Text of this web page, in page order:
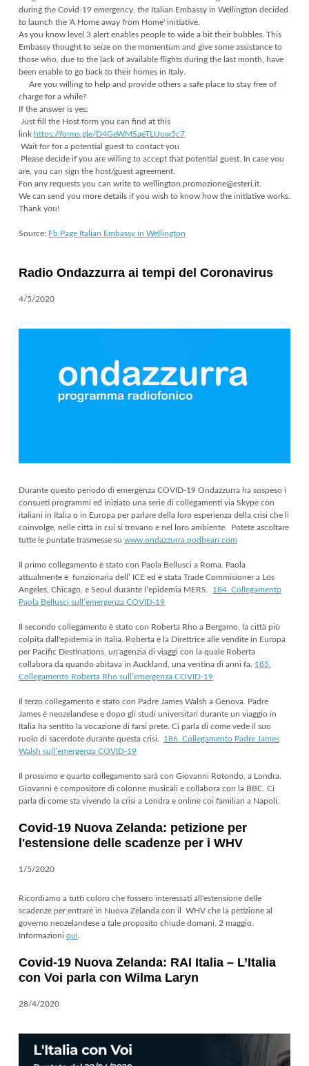
during the Covid-19 emergency, the Italian Embassy in Wellington decided
to launch the 'A Home away from Home' initiative.
As you know level 3 alert enables people to wide a bit their bubbles. This
Embassy thought to seize on the momentum and give some assistance to
those who, due to the lack of available flights during the last month, have
been enable to go back to their homes in Italy.
Are you willing to help and provide others a safe place to stay free of
charge for a while?
If the answer is yes:
Just fill the Host form you can find at this
link https://forms.gle/D4GeWMSaeTLUow5c7
Wait for for a potential guest to contact you
Please decide if you are willing to accept that potential guest. In case you
are, you can sign the host/guest agreement.
Fon any requests you can write to wellington.promozione@esteri.it.
We can send you more details if you wish to know how the initiative works.
Thank you!
Source: Fb Page Italian Embassy in Wellington
Radio Ondazzurra ai tempi del Coronavirus
4/5/2020
Durante questo periodo di emergenza COVID-19 Ondazzurra ha sospeso i
consueti programmi ed iniziato una serie di collegamenti via Skype con
italiani in Italia o in Europa per parlare della loro esperienza della crisi che li
coinvolge, nelle città in cui si trovano e nel loro ambiente. Potete ascoltare
tutte le puntate trasmesse su www.ondazzurra.podbean.com
Il primo collegamento è stato con Paola Bellusci a Roma. Paola
attualmente è funzionaria dell’ ICE ed è stata Trade Commisioner a Los
Angeles, Chicago, e Seoul durante l’epidemia MERS. 184. Collegamento
Paola Bellusci sull’emergenza COVID-19
Il secondo collegamento è stato con Roberta Rho a Bergamo, la città più
colpita dall'epidemia in Italia. Roberta è la Direttrice alle vendite in Europa
per Pacific Destinations, un'agenzia di viaggi con la quale Roberta
collabora da quando abitava in Auckland, una ventina di anni fa. 185.
Collegamento Roberta Rho sull’emergenza COVID-19
Il terzo collegamento è stato con Padre James Walsh a Genova. Padre
James è neozelandese e dopo gli studi universitari durante un viaggio in
Italia ha sentito la vocazione di farsi prete. Ci parla di come vede il suo
ruolo di sacerdote durante questa crisi. 186. Collegamento Padre James
Walsh sull’emergenza COVID-19
Il prossimo e quarto collegamento sarà con Giovanni Rotondo, a Londra.
Giovanni è compositore di colonne musicali e collabora con la BBC. Ci
parla di come sta vivendo la crisi a Londra e online coi familiari a Napoli.
Covid-19 Nuova Zelanda: petizione per
l'estensione delle scadenze per i WHV
1/5/2020
Ricordiamo a tutti coloro che fossero interessati all'estensione delle
scadenze per entrare in Nuova Zelanda con il WHV che la petizione al
governo neozelandese a tale proposito chiude domani, 2 maggio.
Informazioni qui
Covid-19 Nuova Zelanda: RAI Italia – L’Italia
con Voi parla con Wilma Laryn
28/4/2020